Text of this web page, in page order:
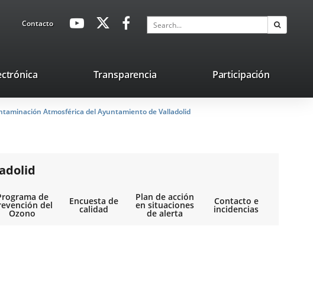
ContactoavaHeaderSocial
Link
Link
application.
application.
Search
Link
external
application.
Transparencia Participación
Atmosférica del Ayuntamiento de Valladolid
de
del
Ozono
Encuesta de
calidad
Plan de acción
en situaciones
de alerta
Contacto e
incidencias